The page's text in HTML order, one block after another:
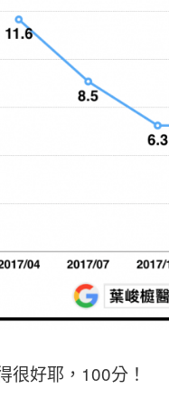
很好耶，100分！